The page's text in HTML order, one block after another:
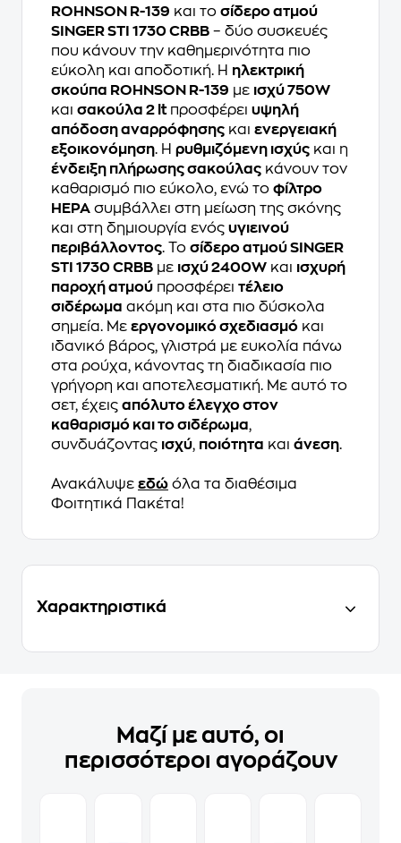
ROHNSON R-139 και το σίδερο ατμού
SINGER STI 1730 CRBB – δύο συσκευές
που κάνουν την καθημερινότητα πιο
εύκολη και αποδοτική. Η ηλεκτρική
σκούπα ROHNSON R-139 με ισχύ 750W
και σακούλα 2 ltπροσφέρει υψηλή
απόδοση αναρρόφησης και ενεργειακή
εξοικονόμηση. Η ρυθμιζόμενη ισχύς και η
ένδειξη πλήρωσης σακούλας κάνουν τον
καθαρισμό πιο εύκολο, ενώ το φίλτρο
HEPA συμβάλλει στη μείωση της σκόνης
και στη δημιουργία ενός υγιεινού
περιβάλλοντος. Το σίδερο ατμού SINGER
STI 1730 CRBB με ισχύ 2400W και ισχυρή
παροχή ατμού προσφέρει τέλειο
σιδέρωμα ακόμη και στα πιο δύσκολα
σημεία. Με εργονομικό σχεδιασμό και
ιδανικό βάρος, γλιστρά με ευκολία πάνω
στα ρούχα, κάνοντας τη διαδικασία πιο
γρήγορη και αποτελεσματική. Με αυτό το
σετ, έχεις απόλυτο έλεγχο στον
καθαρισμό και το σιδέρωμα,
συνδυάζοντας ισχύ, ποιότητα και άνεση.
Ανακάλυψε εδώ όλα τα διαθέσιμα
Φοιτητικά Πακέτα!
Χαρακτηριστικά
Μαζί με αυτό, οι
περισσότεροι αγοράζουν